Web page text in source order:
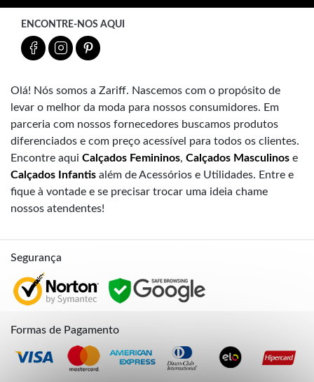
ENCONTRE-NOS AQUI
Olá! Nós somos a Zariff. Nascemos com o propósito de
levar o melhor da moda para nossos consumidores. Em
parceria com nossos fornecedores buscamos produtos
diferenciados e com preço acessível para todos os clientes.
Encontre aqui Calçados Femininos, Calçados Masculinos e
Calçados Infantis além de Acessórios e Utilidades. Entre e
fique à vontade e se precisar trocar uma ideia chame
nossos atendentes!
Segurança
Formas de Pagamento